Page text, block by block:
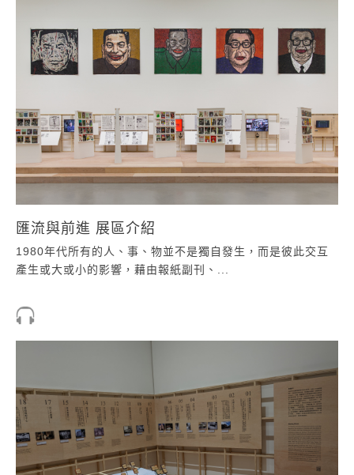
匯流與前進 展區介紹
1980年代所有的人、事、物並不是獨自發生，而是彼此交互
產生或大或小的影響，藉由報紙副刊、...